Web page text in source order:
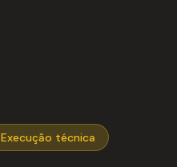
Execução técnica